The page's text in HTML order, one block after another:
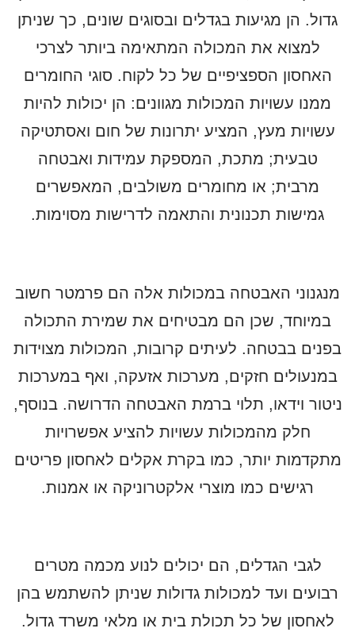
גדול. הן מגיעות בגדלים ובסוגים שונים, כך שניתן
למצוא את המכולה המתאימה ביותר לצרכי
האחסון הספציפיים של כל לקוח. סוגי החומרים
ממנו עשויות המכולות מגוונים: הן יכולות להיות
עשויות מעץ, המציע יתרונות של חום ואסתטיקה
טבעית; מתכת, המספקת עמידות ואבטחה
מרבית; או מחומרים משולבים, המאפשרים
גמישות תכנונית והתאמה לדרישות מסוימות.
מנגנוני האבטחה במכולות אלה הם פרמטר חשוב
במיוחד, שכן הם מבטיחים את שמירת התכולה
בפנים בבטחה. לעיתים קרובות, המכולות מצוידות
במנעולים חזקים, מערכות אזעקה, ואף במערכות
ניטור וידאו, תלוי ברמת האבטחה הדרושה. בנוסף,
חלק מהמכולות עשויות להציע אפשרויות
מתקדמות יותר, כמו בקרת אקלים לאחסון פריטים
רגישים כמו מוצרי אלקטרוניקה או אמנות.
לגבי הגדלים, הם יכולים לנוע מכמה מטרים
רבועים ועד למכולות גדולות שניתן להשתמש בהן
לאחסון של כל תכולת בית או מלאי משרד גדול.